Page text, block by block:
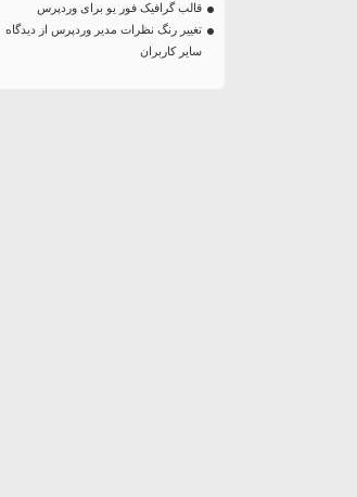
قالب گرافیک فور یو برای وردپرس
تغییر رنگ نظرات مدیر وردپرس از دیدگاه
سایر کاربران